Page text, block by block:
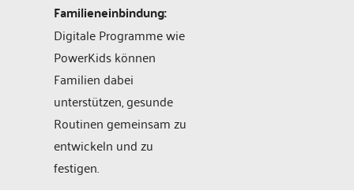
Familieneinbindung:
Digitale Programme wie
PowerKids können
Familien dabei
unterstützen, gesunde
Routinen gemeinsam zu
entwickeln und zu
festigen.